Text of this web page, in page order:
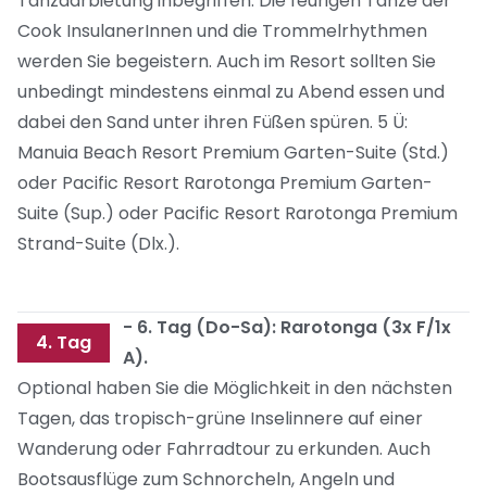
Cook InsulanerInnen und die Trommelrhythmen
werden Sie begeistern. Auch im Resort sollten Sie
unbedingt mindestens einmal zu Abend essen und
dabei den Sand unter ihren Füßen spüren. 5 Ü:
Manuia Beach Resort Premium Garten-Suite (Std.)
oder Pacific Resort Rarotonga Premium Garten-
Suite (Sup.) oder Pacific Resort Rarotonga Premium
Strand-Suite (Dlx.).
4. Tag
- 6. Tag (Do-Sa): Rarotonga (3x F/1x
A).
Optional haben Sie die Möglichkeit in den nächsten
Tagen, das tropisch-grüne Inselinnere auf einer
Wanderung oder Fahrradtour zu erkunden. Auch
Bootsausflüge zum Schnorcheln, Angeln und